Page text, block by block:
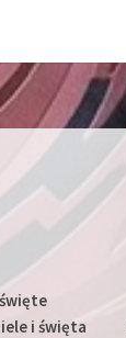
i święta